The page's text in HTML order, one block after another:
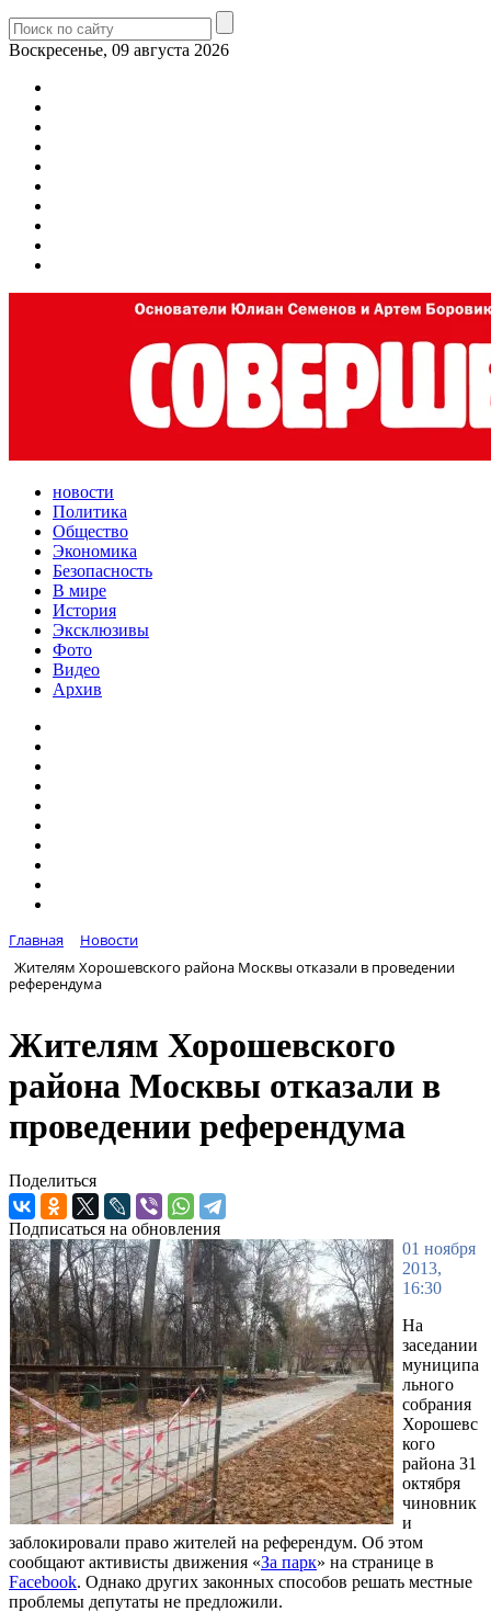
Воскресенье, 09 августа 2026
новости
Политика
Общество
Экономика
Безопасность
В мире
История
Эксклюзивы
Фото
Видео
Архив
Главная
Новости
Жителям Хорошевского района Москвы отказали в проведении
референдума
Жителям Хорошевского
района Москвы отказали в
проведении референдума
Поделиться
Подписаться на обновления
01 ноября
2013,
16:30
На
заседании
муниципа
льного
собрания
Хорошевс
кого
района 31
октября
чиновник
и
заблокировали право жителей на референдум. Об этом
сообщают активисты движения «За парк» на странице в
Facebook. Однако других законных способов решать местные
проблемы депутаты не предложили.